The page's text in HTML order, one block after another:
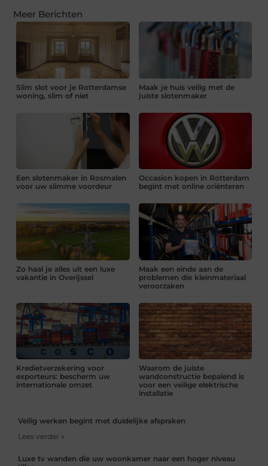
Meer Berichten
Slim slot voor je Rotterdamse
woning, slim of niet
Maak je huis veilig met de
juiste slotenmaker
Een slotenmaker in Rosmalen
voor uw slimme voordeur
Occasion kopen in Rotterdam
begint met online oriënteren
Zo haal je alles uit een luxe
vakantie in Overijssel
Maak een einde aan de
problemen die kleinmateriaal
veroorzaken
Kredietverzekering voor
exporteurs: bescherm uw
internationale omzet
Waarom de juiste
wandconstructie bepalend is
voor een veilige elektrische
installatie
Veilig werken begint met duidelijke afspraken
Lees verder »
Luxe tv wanden die uw woonkamer naar een hoger niveau